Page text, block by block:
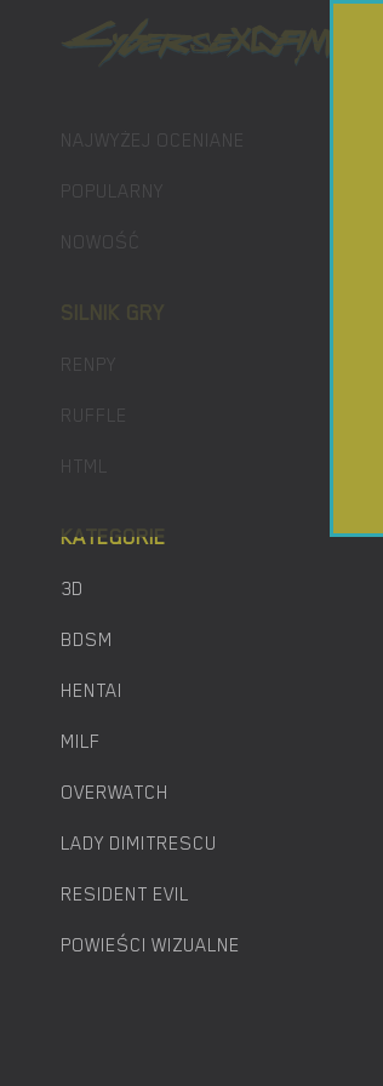
NAJWYŻEJ OCENIANE
NOWOŚĆ
HTML
KATEGORIE
3D
BDSM
HENTAI
MILF
OVERWATCH
LADY DIMITRESCU
RESIDENT EVIL
POWIEŚCI WIZUALNE